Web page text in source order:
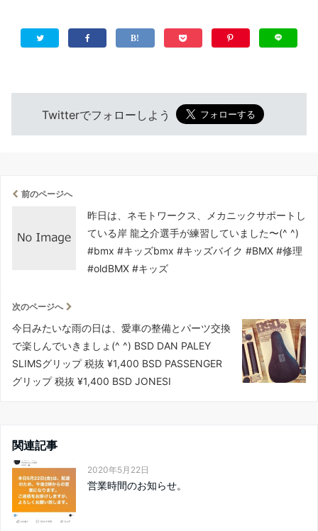
Twitterでフォローしよう
前のページへ
昨日は、ネモトワークス、メカニックサポートし
ている岸 龍之介選手が練習していました〜(^ ^)
#bmx #キッズbmx #キッズバイク #BMX #修理
#oldBMX #キッズ
次のページへ
今日みたいな雨の日は、愛車の整備とパーツ交換
で楽しんでいきましょ(^ ^) BSD DAN PALEY
SLIMSグリップ 税抜 ¥1,400 BSD PASSENGER
グリップ 税抜 ¥1,400 BSD JONESI
関連記事
2020年5月22日
営業時間のお知らせ。